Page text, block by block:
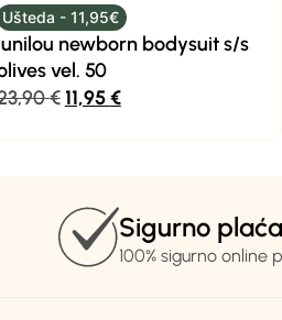
Ušteda - 11,95€
newborn bodysuit s/s
vel. 50
€11,95€
Sigurno
100% sigurno online